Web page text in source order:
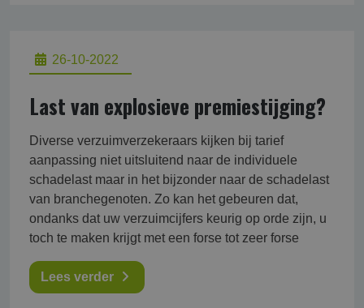
26-10-2022
Last van explosieve premiestijging?
Diverse verzuimverzekeraars kijken bij tarief
aanpassing niet uitsluitend naar de individuele
schadelast maar in het bijzonder naar de schadelast
van branchegenoten. Zo kan het gebeuren dat,
ondanks dat uw verzuimcijfers keurig op orde zijn, u
toch te maken krijgt met een forse tot zeer forse
Lees verder